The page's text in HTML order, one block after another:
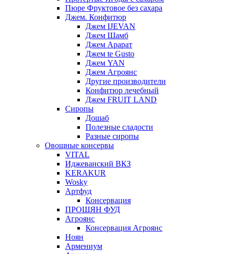
Пюре Фруктовое без сахара
Джем. Конфитюр
Джем IJEVAN
Джем Шамб
Джем Арарат
Джем te Gusto
Джем YAN
Джем Агроянс
Другие производители
Конфитюр лечебный
Джем FRUIT LAND
Сиропы
Дошаб
Полезные сладости
Разные сиропы
Овощные консервы
VITAL
Иджеванский ВКЗ
KERAKUR
Wosky
Артфуд
Консервация
ПРОШЯН ФУД
Агроянс
Консервация Агроянс
Ноян
Армениум